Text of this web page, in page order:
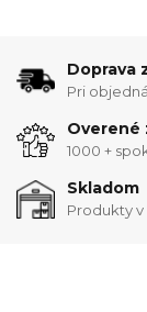
Doprava
Pri
Overené
1000 +
Skladom
Produkty